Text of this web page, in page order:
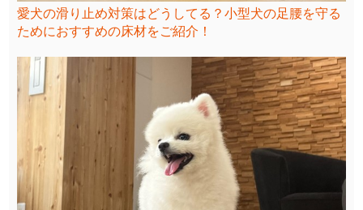
愛犬の滑り止め対策はどうしてる？小型犬の足腰を守る
ためにおすすめの床材をご紹介！